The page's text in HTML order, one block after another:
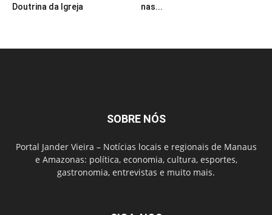
Doutrina da Igreja
nas...
SOBRE NÓS
Portal Jander Vieira – Notícias locais e regionais de Manaus
e Amazonas: política, economia, cultura, esportes,
gastronomia, entrevistas e muito mais.